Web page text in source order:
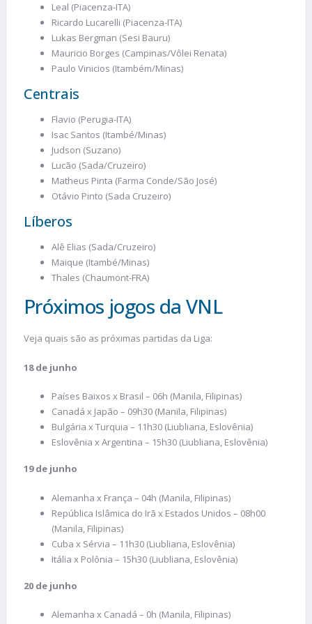
Leal (Piacenza-ITA)
Ricardo Lucarelli (Piacenza-ITA)
Lukas Bergman (Sesi Bauru)
Mauricio Borges (Campinas/Vôlei Renata)
Paulo Vinicios (Itambém/Minas)
Centrais
Flavio (Perugia-ITA)
Isac Santos (Itambé/Minas)
Judson (Suzano)
Lucão (Sada/Cruzeiro)
Matheus Pinta (Farma Conde/São José)
Otávio Pinto (Sada Cruzeiro)
Líberos
Alê Elias (Sada/Cruzeiro)
Maique (Itambé/Minas)
Thales (Chaumont-FRA)
Próximos jogos da VNL
Veja quais são as próximas partidas da Liga:
18 de junho
Países Baixos x Brasil – 06h (Manila, Filipinas)
Canadá x Japão – 09h30 (Manila, Filipinas)
Bulgária x Turquia – 11h30 (Liubliana, Eslovênia)
Eslovênia x Argentina – 15h30 (Liubliana, Eslovênia)
19 de junho
Alemanha x França – 04h (Manila, Filipinas)
República Islâmica do Irã x Estados Unidos – 08h00
(Manila, Filipinas)
Cuba x Sérvia – 11h30 (Liubliana, Eslovênia)
Itália x Polônia – 15h30 (Liubliana, Eslovênia)
20 de junho
Alemanha x Canadá – 0h (Manila, Filipinas)